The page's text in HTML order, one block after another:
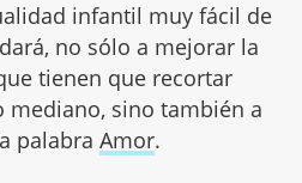
infantil muy fácil de
no sólo a mejorar la
tienen que recortar
mediano, sino también a
palabra Amor.